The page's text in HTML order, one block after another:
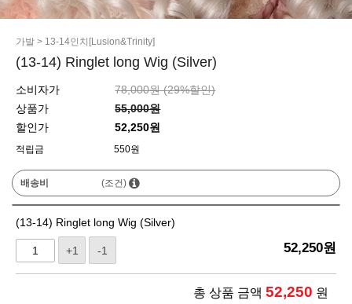
가발 > 13-14인치[Lusion&Trinity]
(13-14) Ringlet long Wig (Silver)
소비자가 78,000원 (29%할인)
상품가
55,000원
할인가
52,250원
적립금 550원
배송비 (조건)
(13-14) Ringlet long Wig (Silver)
+1 -1 52,250원
총 상품 금액 52,250 원